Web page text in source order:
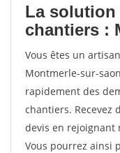
La
chantiers :
Vous êtes un
Montmerle-sur-
rapidement des
chantiers. Recevez
devis en rejoignant
Vous pourrez ainsi